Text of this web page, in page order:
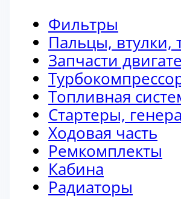
Фильтры
Пальцы, втулки,
Запчасти
Топливная
Стартеры,
Ходовая часть
Ремкомплекты
Кабина
Радиаторы